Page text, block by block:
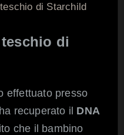
di Starchild
di
effettuato presso
recuperato il DNA
che il bambino